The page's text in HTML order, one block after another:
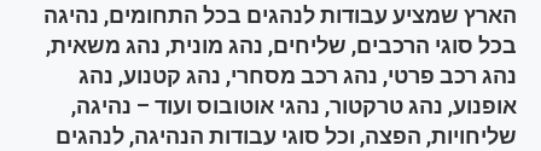
הארץ שמציע עבודות לנהגים בכל התחומים, נהיגה
בכל סוגי הרכבים, שליחים, נהג מונית, נהג משאית,
נהג רכב פרטי, נהג רכב מסחרי, נהג קטנוע, נהג
אופנוע, נהג טרקטור, נהגי אוטובוס ועוד – נהיגה,
שליחויות, הפצה, וכל סוגי עבודות הנהיגה, לנהגים